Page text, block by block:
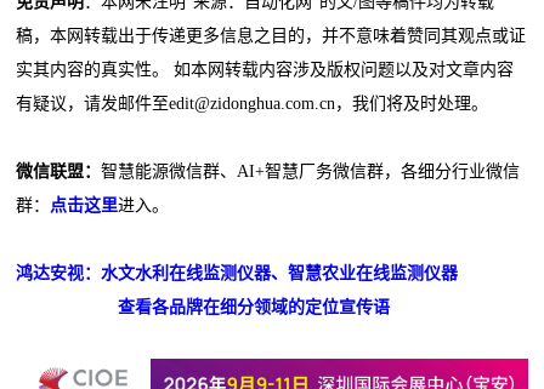
稿，本网转载出于传递更多信息之目的，并不意味着赞同其观点或证
实其内容的真实性。 如本网转载内容涉及版权问题以及对文章内容
有疑议，请发邮件至edit@zidonghua.com.cn，我们将及时处理。
微信联盟：智慧能源微信群、AI+智慧厂务微信群，各细分行业微信
群：
点击这里进入。
鸿达安视：水文水利在线监测仪器、智慧农业在线监测仪器
查看各品牌在细分领域的定位宣传语